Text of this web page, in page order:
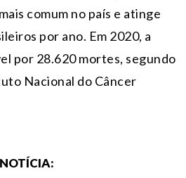
comum no país e atinge
por ano. Em 2020, a
por 28.620 mortes, segundo
Nacional do Câncer